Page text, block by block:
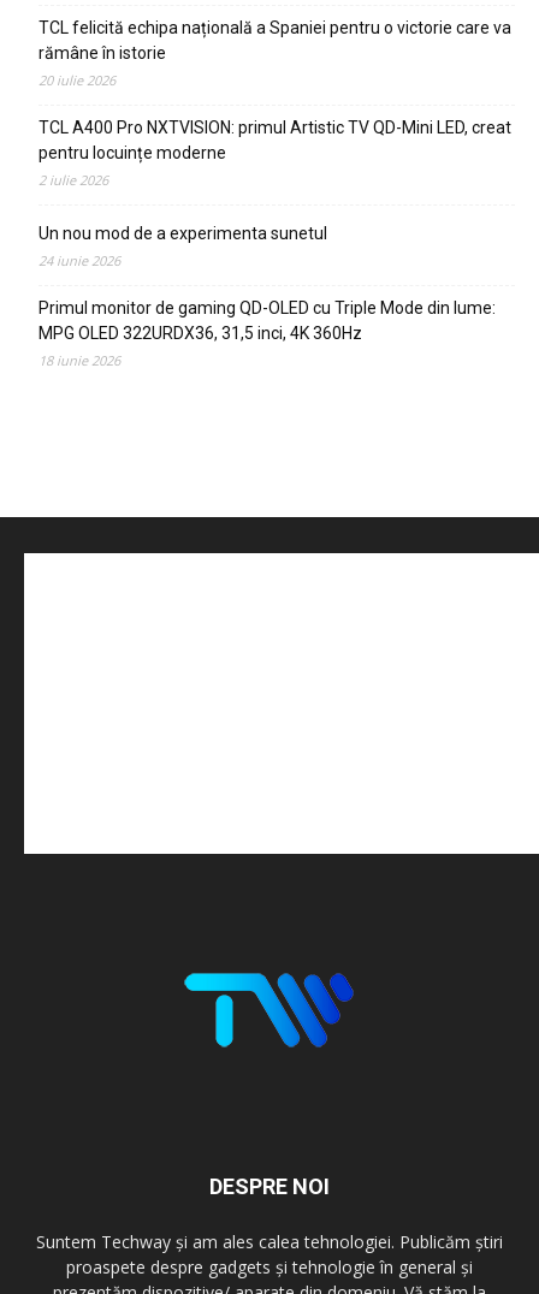
TCL felicită echipa națională a Spaniei pentru o victorie care va
rămâne în istorie
20 iulie 2026
TCL A400 Pro NXTVISION: primul Artistic TV QD-Mini LED, creat
pentru locuințe moderne
2 iulie 2026
Un nou mod de a experimenta sunetul
24 iunie 2026
Primul monitor de gaming QD-OLED cu Triple Mode din lume:
MPG OLED 322URDX36, 31,5 inci, 4K 360Hz
18 iunie 2026
DESPRE NOI
Suntem Techway și am ales calea tehnologiei. Publicăm știri
proaspete despre gadgets și tehnologie în general și